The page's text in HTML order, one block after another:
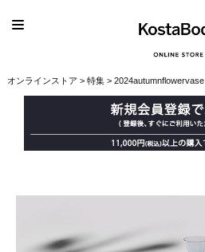
オンラインストア > 特集> 2024autumnflowervase